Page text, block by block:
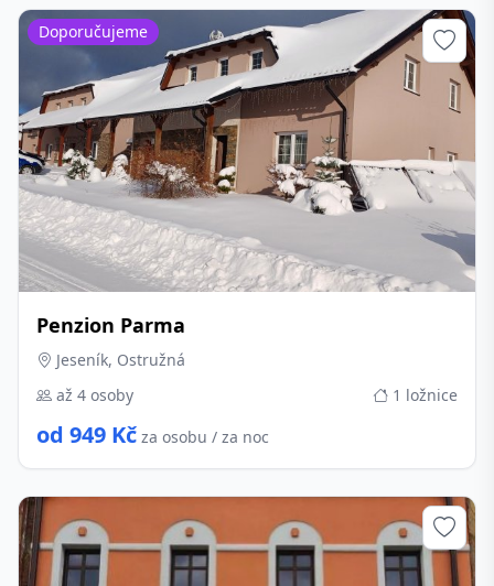
Penzion Parma
Jeseník, Ostružná
až 4 osoby
1 ložnice
od 949 Kč za osobu / za noc
Doporučujeme